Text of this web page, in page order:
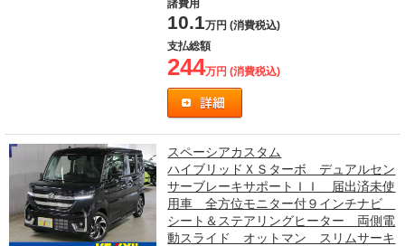
諸費用
10.1万円 (消費税込)
支払総額
244万円 (消費税込)
スペーシアカスタム
ハイブリッドＸＳターボ デュアルセン
サーブレーキサポートＩＩ 届出済未使
用車 全方位モニター付９インチナビ
シート＆ステアリングヒーター 両側電
動スライド オットマン スリムサーキ